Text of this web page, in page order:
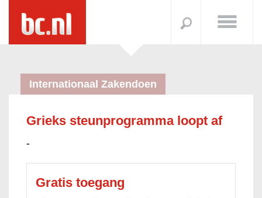
Internationaal Zakendoen
Grieks steunprogramma loopt af
-
Gratis toegang